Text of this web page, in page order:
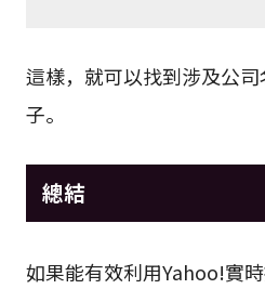
這樣，就可以找到涉及公
子。
總結
如果能有效利用Yahoo!實